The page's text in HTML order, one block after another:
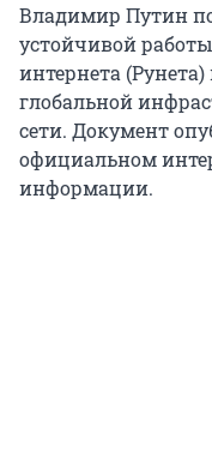
Владимир Путин
устойчивой
интернета
глобальной
сети. Документ
официальном
информации.